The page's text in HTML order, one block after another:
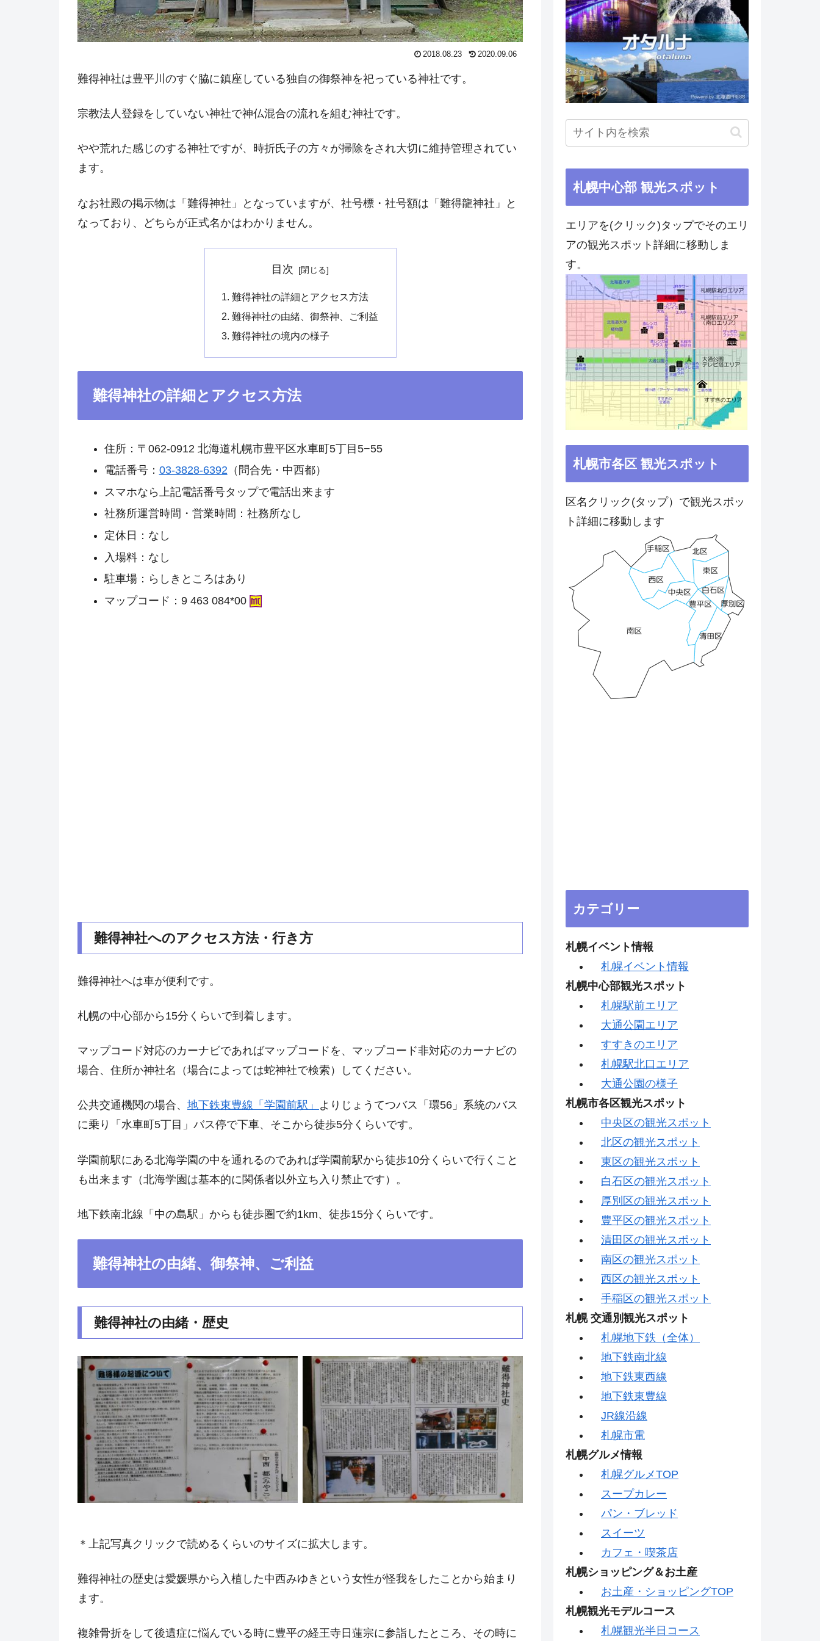
2018.08.23 2020.09.06
難得神社は豊平川のすぐ脇に鎮座している独自の御祭神を祀っている神社です。
宗教法人登録をしていない神社で神仏混合の流れを組む神社です。
やや荒れた感じのする神社ですが、時折氏子の方々が掃除をされ大切に維持管理されてい
ます。
なお社殿の掲示物は「難得神社」となっていますが、社号標・社号額は「難得龍神社」と
なっており、どちらが正式名かはわかりません。
目次
難得神社の詳細とアクセス方法
難得神社の由緒、御祭神、ご利益
難得神社の境内の様子
難得神社の詳細とアクセス方法
住所：〒062-0912 北海道札幌市豊平区水車町5丁目5−55
電話番号： 03-3828-6392（問合先・中西都）
スマホなら上記電話番号タップで電話出来ます
社務所運営時間・営業時間：社務所なし
定休日：なし
入場料：なし
駐車場：らしきところはあり
マップコード：9 463 084*00
難得神社へのアクセス方法・行き方
難得神社へは車が便利です。
札幌の中心部から15分くらいで到着します。
マップコード対応のカーナビであればマップコードを、マップコード非対応のカーナビの
場合、住所か神社名（場合によっては蛇神社で検索）してください。
公共交通機関の場合、 地下鉄東豊線「学園前駅」 よりじょうてつバス「環56」系統のバス
に乗り「水車町5丁目」バス停で下車、そこから徒歩5分くらいです。
学園前駅にある北海学園の中を通れるのであれば学園前駅から徒歩10分くらいで行くこと
も出来ます（北海学園は基本的に関係者以外立ち入り禁止です）。
地下鉄南北線「中の島駅」からも徒歩圏で約1km、徒歩15分くらいです。
難得神社の由緒、御祭神、ご利益
難得神社の由緒・歴史
＊上記写真クリックで読めるくらいのサイズに拡大します。
難得神社の歴史は愛媛県から入植した中西みゆきという女性が怪我をしたことから始まり
ます。
複雑骨折をして後遺症に悩んでいる時に豊平の経王寺日蓮宗に参詣したところ、その時に
札幌中心部 観光スポット
エリアを(クリック)タップでそのエリ
アの観光スポット詳細に移動しま
す。
札幌市各区 観光スポット
区名クリック(タップ）で観光スポッ
ト詳細に移動します
カテゴリー
札幌イベント情報
札幌イベント情報
札幌中心部観光スポット
札幌駅前エリア
大通公園エリア
すすきのエリア
札幌駅北口エリア
大通公園の様子
札幌市各区観光スポット
中央区の観光スポット
北区の観光スポット
東区の観光スポット
白石区の観光スポット
厚別区の観光スポット
豊平区の観光スポット
清田区の観光スポット
南区の観光スポット
西区の観光スポット
手稲区の観光スポット
札幌 交通別観光スポット
札幌地下鉄（全体）
地下鉄南北線
地下鉄東西線
地下鉄東豊線
JR線沿線
札幌市電
札幌グルメ情報
札幌グルメTOP
スープカレー
パン・ブレッド
スイーツ
カフェ・喫茶店
札幌ショッピング＆お土産
お土産・ショッピングTOP
札幌観光モデルコース
札幌観光半日コース